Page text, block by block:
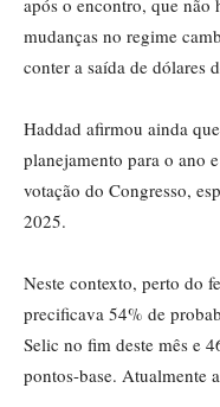
mudanças no regime
conter a saída de dólares
Haddad afirmou ainda
planejamento para o ano
votação do Congresso,
2025.
Neste contexto, perto do
precificava 54% de
Selic no fim deste mês e
pontos-base. Atualmente